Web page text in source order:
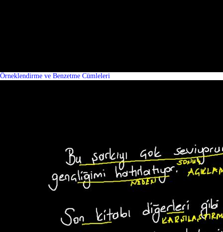
Örneklendirme ve Benzetme Cümleleri